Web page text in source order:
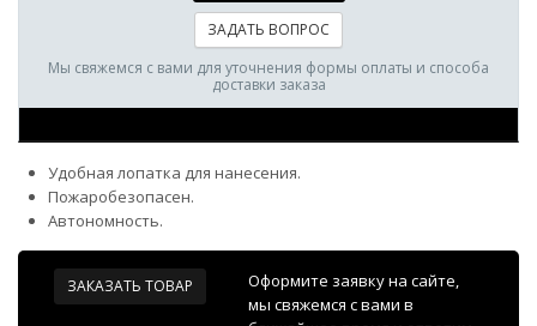
ЗАДАТЬ ВОПРОС
Мы свяжемся с вами для уточнения формы оплаты и способа
доставки заказа
Удобная лопатка для нанесения.
Пожаробезопасен.
Автономность.
ЗАКАЗАТЬ ТОВАР
Оформите заявку на сайте,
мы свяжемся с вами в